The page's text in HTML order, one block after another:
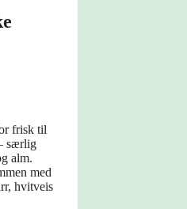
frisk til
særlig
alm.
med
hvitveis